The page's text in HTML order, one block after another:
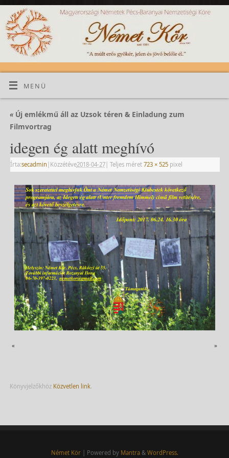
MENÜ
«Új emlékmű áll az Uzsok téren & Einladung zum
Filmvortrag
idegen ég alatt meghívó
Írta:secadmin | Közzétéve2018-04-27| Teljes méret 723 × 525pixel
« »
Könyvjelzőkhöz Közvetlen link.
Német Kör| Powered by Mantra& WordPress.